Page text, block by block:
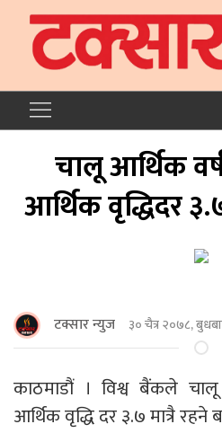
चालू आर्थिक
आर्थिक वृद्धिदर
टक्सार न्युज ३० चैत्र २०७८,
काठमाडौं । विश्व बैंकले
आर्थिक वृद्धि दर ३.७ मात्रै रहने